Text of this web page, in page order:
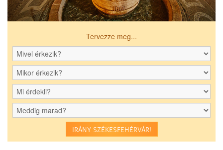
Tervezze meg...
IRÁNY SZÉKESFEHÉRVÁR!